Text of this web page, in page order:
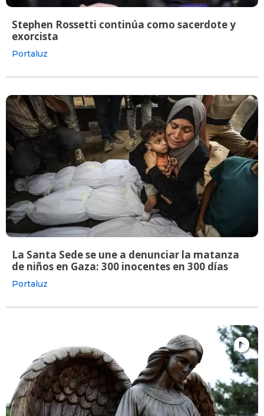
Stephen Rossetti continúa como sacerdote y
exorcista
Portaluz
La Santa Sede se une a denunciar la matanza
de niños en Gaza: 300 inocentes en 300 días
Portaluz